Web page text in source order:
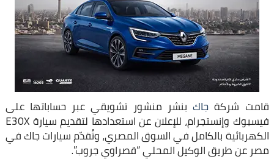
قامت شركة جاك بنشر منشور تشويقي عبر حساباتها على
فيسبوك وإنستجرام، للإعلان عن استعدادها لتقديم سيارة E30X
الكهربائية بالكامل في السوق المصري، وتُقدّم سيارات جاك في
مصر عن طريق الوكيل المحلي “قصراوي جروب”.